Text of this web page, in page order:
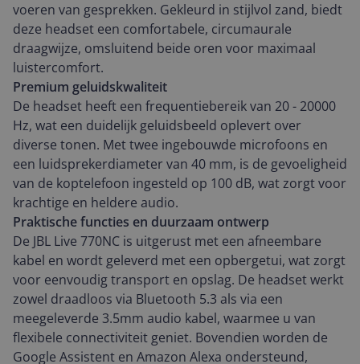
voeren van gesprekken. Gekleurd in stijlvol zand, biedt
deze headset een comfortabele, circumaurale
draagwijze, omsluitend beide oren voor maximaal
luistercomfort.
Premium geluidskwaliteit
De headset heeft een frequentiebereik van 20 - 20000
Hz, wat een duidelijk geluidsbeeld oplevert over
diverse tonen. Met twee ingebouwde microfoons en
een luidsprekerdiameter van 40 mm, is de gevoeligheid
van de koptelefoon ingesteld op 100 dB, wat zorgt voor
krachtige en heldere audio.
Praktische functies en duurzaam ontwerp
De JBL Live 770NC is uitgerust met een afneembare
kabel en wordt geleverd met een opbergetui, wat zorgt
voor eenvoudig transport en opslag. De headset werkt
zowel draadloos via Bluetooth 5.3 als via een
meegeleverde 3.5mm audio kabel, waarmee u van
flexibele connectiviteit geniet. Bovendien worden de
Google Assistent en Amazon Alexa ondersteund,